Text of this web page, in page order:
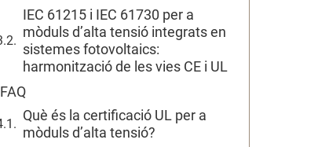
IEC 61215 i IEC 61730 per a
mòduls d’alta tensió integrats en
sistemes fotovoltaics:
harmonització de les vies CE i UL
FAQ
Què és la certificació UL per a
mòduls d’alta tensió?